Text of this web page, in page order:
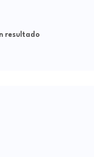
resultado